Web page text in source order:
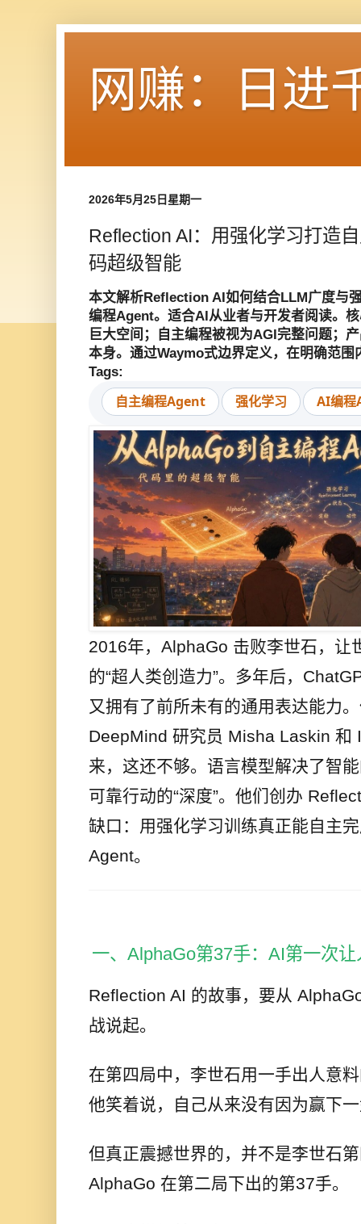
网赚：日进
2026年5月25日星期一
Reflection AI：用强化学习打造
码超级智能
本文解析Reflection AI如何结合LLM广度与
编程Agent。适合AI从业者与开发者阅读。
巨大空间；自主编程被视为AGI完整问题；
本身。通过Waymo式边界定义，在明确范围
Tags:
自主编程Agent 强化学习 AI编
2016年，AlphaGo 击败李世石，让
的“超人类创造力”。多年后，
又拥有了前所未有的通用表达能力
DeepMind 研究员 Misha Laskin 和
来，这还不够。语言模型解决了智
可靠行动的“深度”。他们创办
缺口：用强化学习训练真正能自主
Agent。
一、AlphaGo第37手：AI第一次让
Reflection AI 的故事，要从
战说起。
在第四局中，李世石用一手出人意
他笑着说，自己从来没有因为赢下
但真正震撼世界的，并不是李世石
AlphaGo 在第二局下出的第37手。